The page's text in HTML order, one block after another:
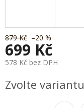
879 Kč –20 %
699 Kč
578 Kč bez DPH
cena:
Zvolte variantu